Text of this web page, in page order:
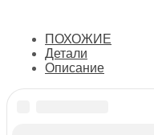
ПОХОЖИЕ
Детали
Описание